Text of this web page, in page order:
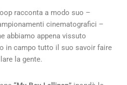
racconta a modo suo –
cinematografici –
abbiamo appena vissuto
in campo tutto il suo savoir faire
la gente.